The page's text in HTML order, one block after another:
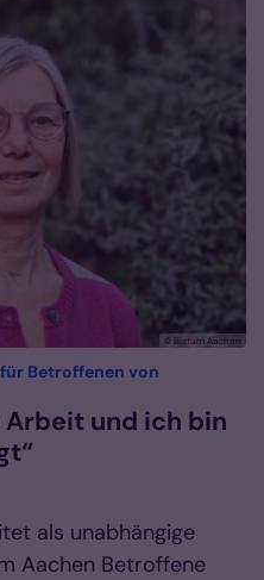
© Bistum Aachen
Betroffenen von
und ich bin
als unabhängige
Aachen Betroffene